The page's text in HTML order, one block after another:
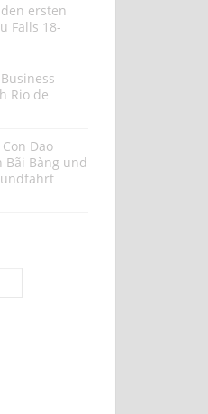
ersten
Falls 18-
Rio de
Dao
Bãi Bàng und